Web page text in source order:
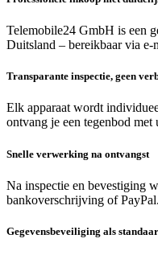
Telemobile24 GmbH is een
Duitsland – bereikbaar via
Transparante inspectie, geen
Elk apparaat wordt
ontvang je een tegenbod met
Snelle verwerking na ontvangst
Na inspectie en bevestiging
bankoverschrijving of PayPal.
Gegevensbeveiliging als